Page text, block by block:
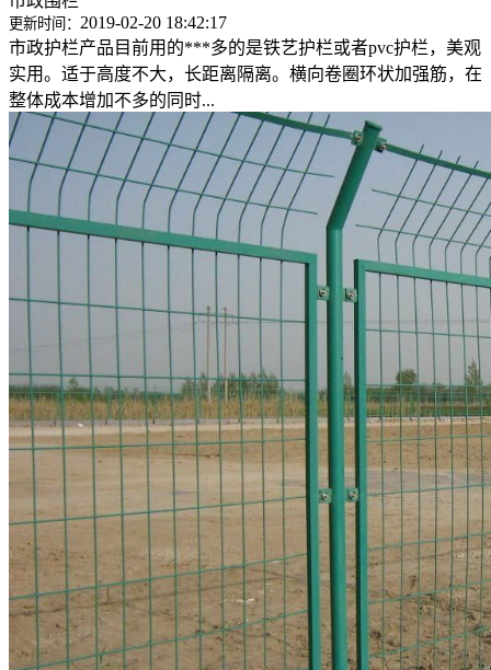
更新时间： 2019-02-20 18:42:17
市政护栏产品目前用的***多的是铁艺护栏或者pvc护栏，美观
实用。适于高度不大，长距离隔离。横向卷圈环状加强筋，在
整体成本增加不多的同时...